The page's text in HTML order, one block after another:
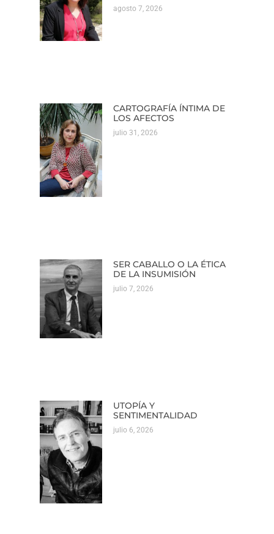
agosto 7, 2026
CARTOGRAFÍA ÍNTIMA DE
LOS AFECTOS
julio 31, 2026
SER CABALLO O LA ÉTICA
DE LA INSUMISIÓN
julio 7, 2026
UTOPÍA Y
SENTIMENTALIDAD
julio 6, 2026